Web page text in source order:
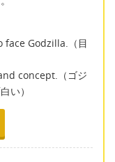
Godzilla.（目
concept.（ゴジ
い）